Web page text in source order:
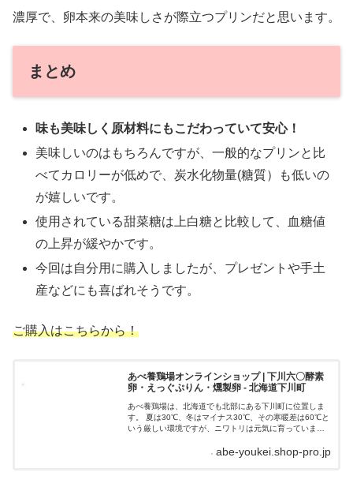
濃厚で、卵本来の美味しさが際立つプリンだと思います。
まとめ
味も美味しく原材料にもこだわっていて安心！
美味しいのはもちろんですが、一般的なプリンと比
べてカロリーが低めで、炭水化物量(糖質）も低いの
が嬉しいです。
使用されている甜菜糖は上白糖と比較して、血糖値
の上昇が緩やかです。
今回は自分用に購入しましたが、プレゼントや手土
産などにも喜ばれそうです。
ご購入はこちらから！
あべ養鶏場オンラインショップ | 下川六〇酵素
卵・えっぐぷりん・燻製卵 - 北海道下川町
あべ養鶏場は、北海道でも北部にある下川町に位置しま
す。 夏は30℃、冬はマイナス30℃、その寒暖差は60℃と
いう厳しい環境ですが、ニワトリは元気に育っていま
素や乳酸菌などを配合し、安心・安全...abe-youkei.shop-pro.jp